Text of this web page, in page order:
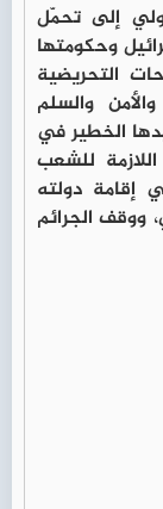
إلى تحمّل
وحكومتها
التحريضية
والسلم
الخطير في
للشعب
إقامة دولته
ووقف الجرائم